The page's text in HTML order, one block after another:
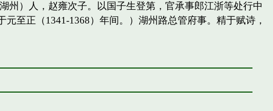
州）人，赵雍次子。以国子生登第，官承事郎江浙等处行中
至正（1341-1368）年间。）湖州路总管府事。精于赋诗，